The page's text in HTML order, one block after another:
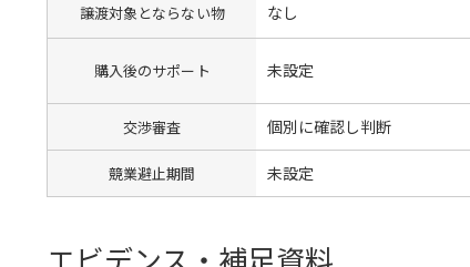
譲渡対象とならない物 なし
購入後のサポート 未設定
交渉審査 個別に確認し判断
競業避止期間 未設定
エビデンス・補足資料